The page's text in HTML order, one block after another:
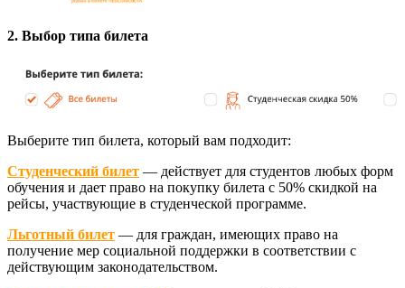
2. Выбор типа билета
Выберите тип билета, который вам подходит:
Студенческий билет — действует для студентов любых форм
обучения и дает право на покупку билета с 50% скидкой на
рейсы, участвующие в студенческой программе.
Льготный билет — для граждан, имеющих право на
получение мер социальной поддержки в соответствии с
действующим законодательством.